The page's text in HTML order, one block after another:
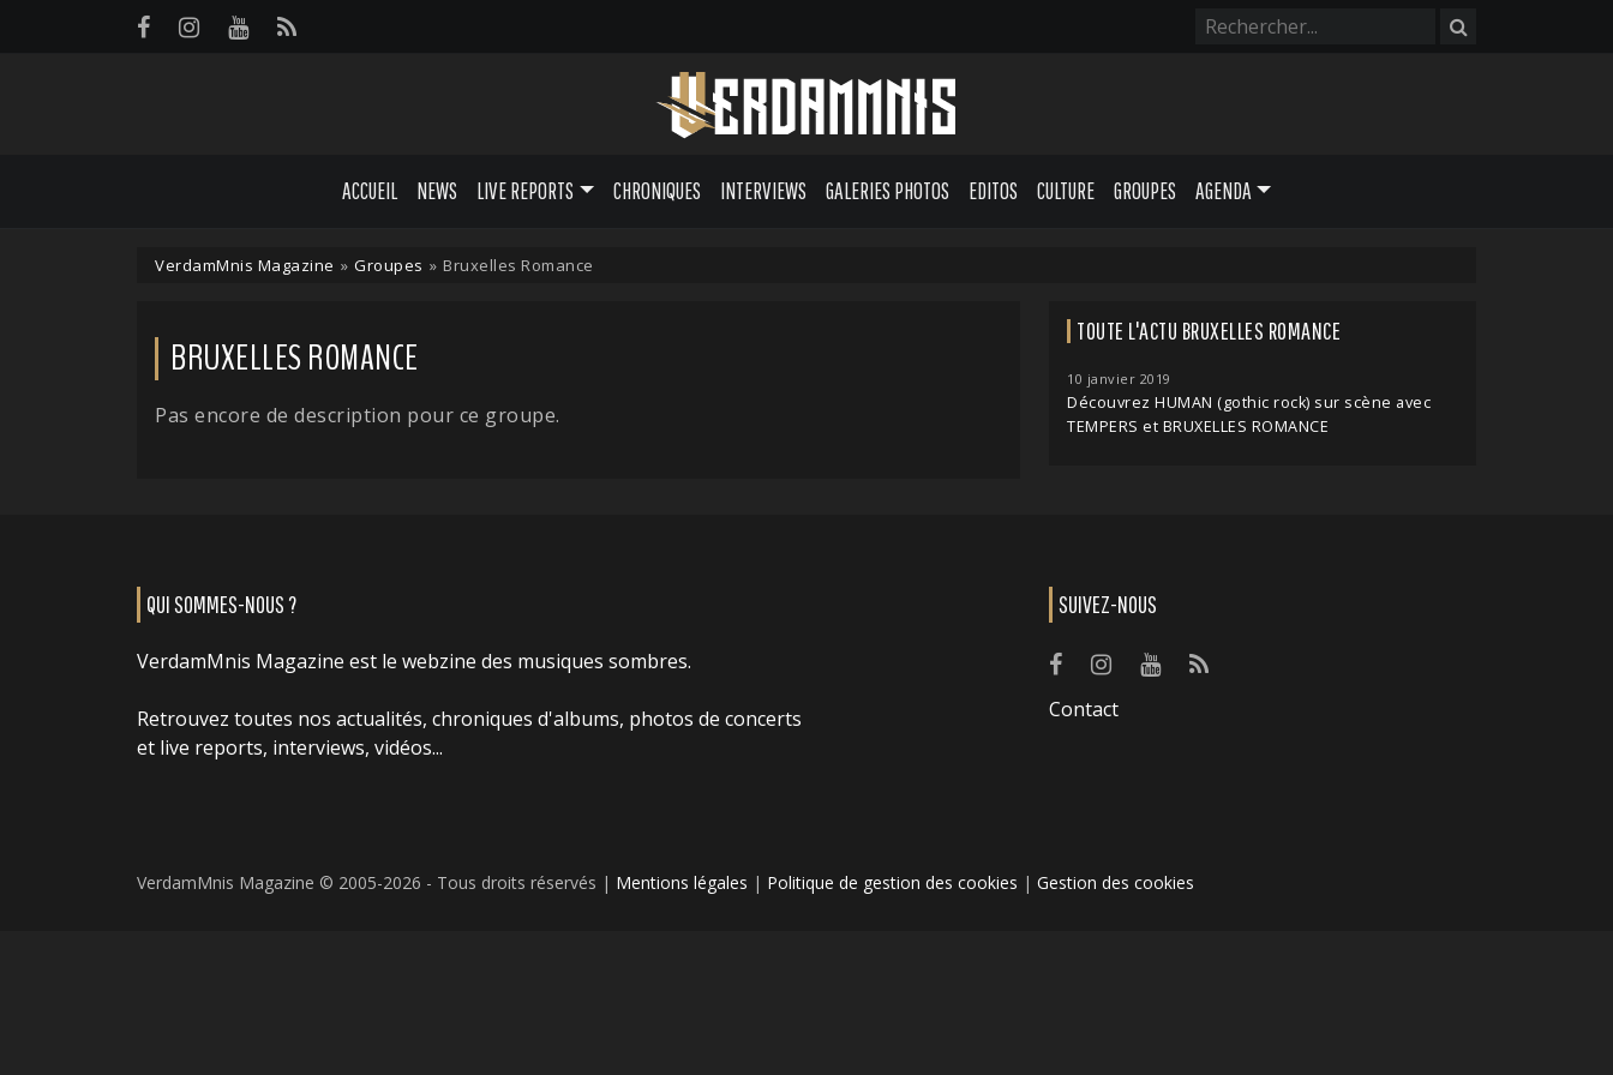
ACCUEIL NEWS LIVE REPORTS CHRONIQUES INTERVIEWS GALERIES PHOTOS EDITOS CULTURE GROUPES AGENDA
VerdamMnis Magazine » Groupes » Bruxelles Romance
BRUXELLES ROMANCE
Pas encore de description pour ce groupe.
TOUTE L'ACTU BRUXELLES ROMANCE
10 janvier 2019
Découvrez HUMAN (gothic rock) sur scène avec
TEMPERS et BRUXELLES ROMANCE
QUI SOMMES-NOUS ?
VerdamMnis Magazine est le webzine des musiques sombres.
Retrouvez toutes nos actualités, chroniques d'albums, photos de concerts
et live reports, interviews, vidéos...
SUIVEZ-NOUS
Contact
VerdamMnis Magazine © 2005-2026 - Tous droits réservés | Mentions légales | Politique de gestion des cookies | Gestion des cookies
Panneau de gestion des cookies